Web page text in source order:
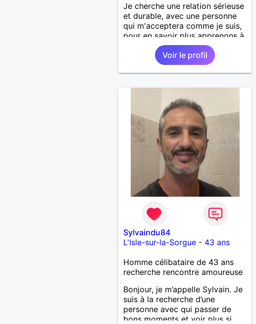
Je cherche une relation sérieuse
et durable, avec une personne
qui m'acceptera comme je suis,
pour en savoir plus apprenons à
nous connaître 🙂
Voir le profil
Sylvaindu84
L'Isle-sur-la-Sorgue- 43 ans
Homme célibataire de 43 ans
recherche rencontre amoureuse
Bonjour, je m’appelle Sylvain. Je
suis à la recherche d’une
personne avec qui passer de
bons moments et voir plus si